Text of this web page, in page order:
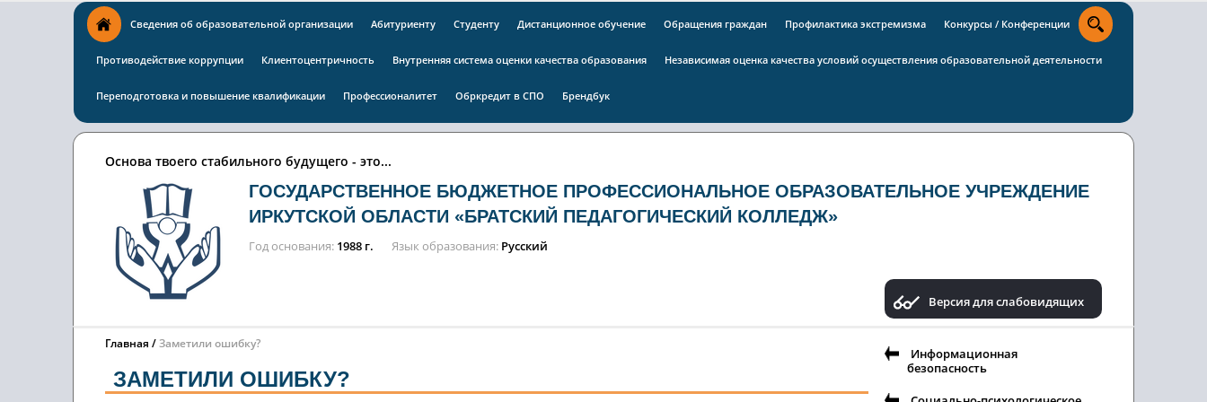
Сведения об образовательной организации Абитуриенту Студенту Дистанционное обучение Обращения граждан Профилактика экстремизма Конкурсы / Конференции
Противодействие коррупции Клиентоцентричность Внутренняя система оценки качества образования Независимая оценка качества условий осуществления образовательной деятельности
Переподготовка и повышение квалификации Профессионалитет Обркредит в СПО Брендбук
Основа твоего стабильного будущего - это...
ГОСУДАРСТВЕННОЕ БЮДЖЕТНОЕ ПРОФЕССИОНАЛЬНОЕ ОБРАЗОВАТЕЛЬНОЕ УЧРЕЖДЕНИЕ
ИРКУТСКОЙ ОБЛАСТИ «БРАТСКИЙ ПЕДАГОГИЧЕСКИЙ КОЛЛЕДЖ»
Год основания 1988 г. Язык образования Русский
Версия для слабовидящих
Главная Заметили ошибку?
ЗАМЕТИЛИ ОШИБКУ?
Информационная
безопасность